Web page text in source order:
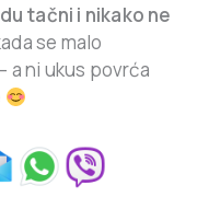
tačni i nikako ne
se malo
a ni ukus povrća